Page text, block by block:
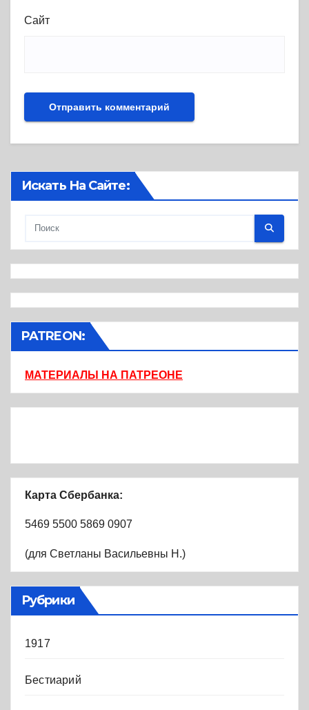
Сайт
Искать На Сайте:
PATREON:
МАТЕРИАЛЫ НА ПАТРЕОНЕ
Карта Сбербанка:
5469 5500 5869 0907
(для Светланы Васильевны Н.)
Рубрики
1917
Бестиарий